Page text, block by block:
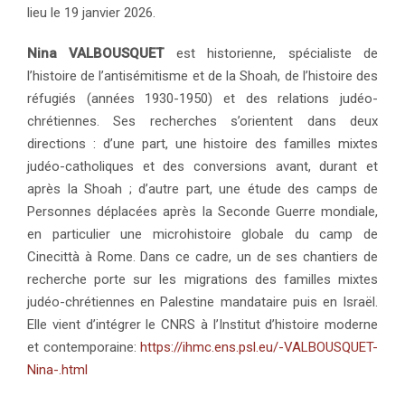
lieu le 19 janvier 2026.
Nina VALBOUSQUETest historienne, spécialiste de
l’histoire de l’antisémitisme et de la Shoah, de l’histoire des
réfugiés (années 1930-1950) et des relations judéo-
chrétiennes. Ses recherches s’orientent dans deux
directions : d’une part, une histoire des familles mixtes
judéo-catholiques et des conversions avant, durant et
après la Shoah ; d’autre part, une étude des camps de
Personnes déplacées après la Seconde Guerre mondiale,
en particulier une microhistoire globale du camp de
Cinecittà à Rome. Dans ce cadre, un de ses chantiers de
recherche porte sur les migrations des familles mixtes
judéo-chrétiennes en Palestine mandataire puis en Israël.
Elle vient d’intégrer le CNRS à l’Institut d’histoire moderne
et contemporaine: https://ihmc.ens.psl.eu/-VALBOUSQUET-
Nina-.html